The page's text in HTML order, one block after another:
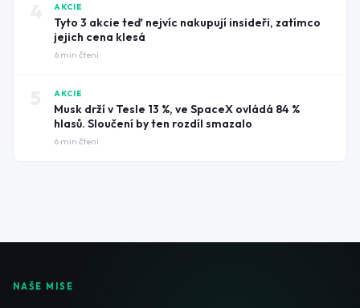
AKCIE
Tyto 3 akcie teď nejvíc nakupují insideři, zatímco
jejich cena klesá
6 min čtení
AKCIE
Musk drží v Tesle 13 %, ve SpaceX ovládá 84 %
hlasů. Sloučení by ten rozdíl smazalo
6 min čtení
NAŠE MISE